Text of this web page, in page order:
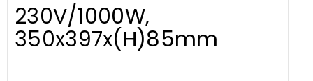
230V/1000W,
350x397x(H)85mm